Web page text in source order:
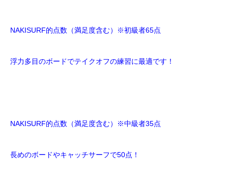
NAKISURF的点数（満足度含む）※初級者65点
浮力多目のボードでテイクオフの練習に最適です！
NAKISURF的点数（満足度含む）※中級者35点
長めのボードやキャッチサーフで50点！